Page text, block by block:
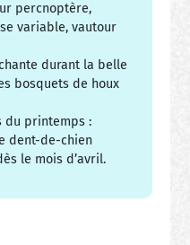
percnoptère,
variable, vautour
durant la belle
bosquets de houx
du printemps :
dent-de-chien
le mois d’avril.